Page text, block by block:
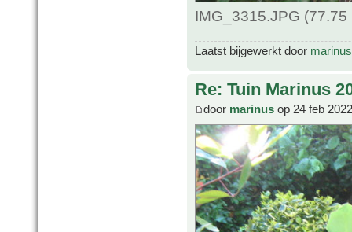
IMG_3315.JPG
Laatst bijgewerkt door marinus
Re: Tuin Marinus
door marinus op 24 feb